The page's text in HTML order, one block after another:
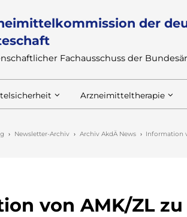
der
Fachausschuss der
Arzneimitteltherapie
Newsletter-Archiv Archiv AkdÄ News Information
von AMK/ZL